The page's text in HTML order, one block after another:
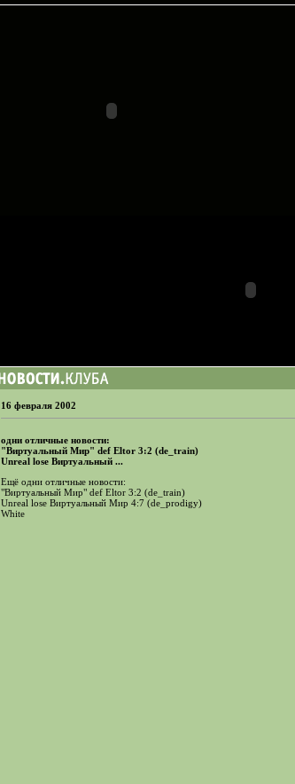
16 февраля 2002
одни отличные новости:
"Виртуальный Мир" def Eltor 3:2 (de_train)
Unreal lose Виртуальный ...
Ещё одни отличные новости:
"Виртуальный Мир" def Eltor 3:2 (de_train)
Unreal lose Виртуальный Мир 4:7 (de_prodigy)
White